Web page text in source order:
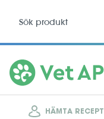
HÄMTA RECEPT